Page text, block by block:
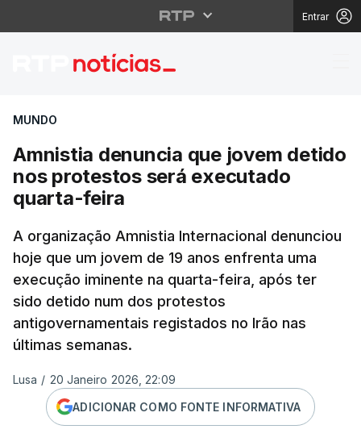
Entrar
Amnistia denuncia
MUNDO
Amnistia denuncia que jovem detido
nos protestos será executado
quarta-feira
A organização Amnistia Internacional denunciou
hoje que um jovem de 19 anos enfrenta uma
execução iminente na quarta-feira, após ter
sido detido num dos protestos
antigovernamentais registados no Irão nas
últimas semanas.
Lusa / 20 Janeiro 2026, 22:09
ADICIONAR COMO FONTE INFORMATIVA